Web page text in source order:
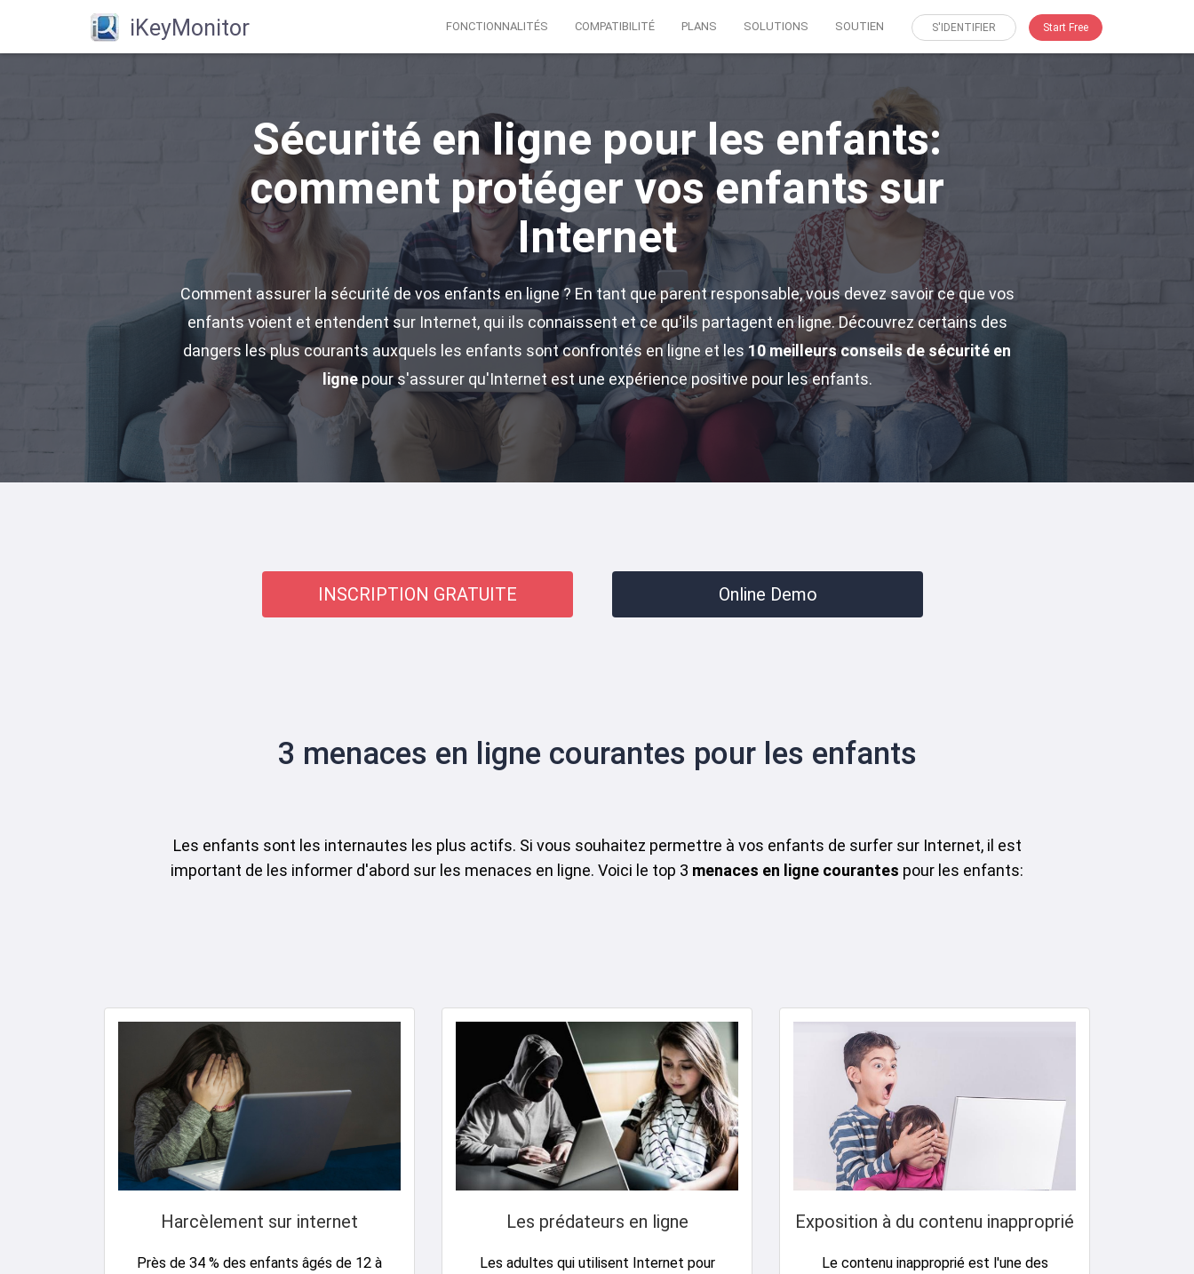
iKeyMonitor FONCTIONNALITÉS COMPATIBILITÉ PLANS SOLUTIONS SOUTIEN S'IDENTIFIER Start Free
Sécurité en ligne pour les enfants:
comment protéger vos enfants sur
Internet
Comment assurer la sécurité de vos enfants en ligne ? En tant que parent responsable, vous devez savoir ce que vos
enfants voient et entendent sur Internet, qui ils connaissent et ce qu'ils partagent en ligne. Découvrez certains des
dangers les plus courants auxquels les enfants sont confrontés en ligne et les 10 meilleurs conseils de sécurité en
lignepour s'assurer qu'Internet est une expérience positive pour les enfants.
INSCRIPTION GRATUITE Online Demo
3 menaces en ligne courantes pour les enfants
Les enfants sont les internautes les plus actifs. Si vous souhaitez permettre à vos enfants de surfer sur Internet, il est
important de les informer d'abord sur les menaces en ligne. Voici le top 3 menaces en ligne courantes pour les enfants:
Harcèlement sur internet
Près de 34 % des enfants âgés de 12 à
Les prédateurs en ligne
Les adultes qui utilisent Internet pour
Exposition à du contenu inapproprié
Le contenu inapproprié est l'une des